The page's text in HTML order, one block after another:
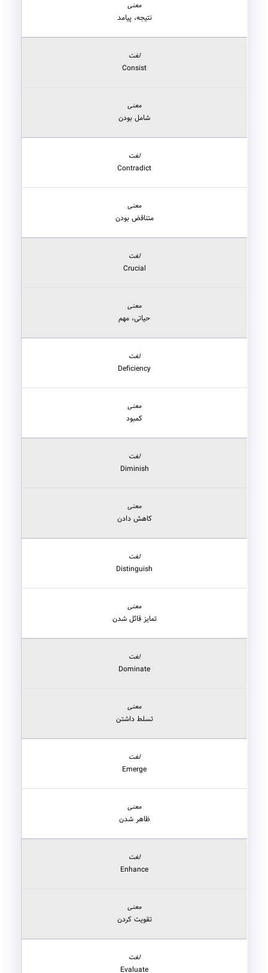
نتیجه، پیامد
Consist
شامل بودن
Contradict
متناقض بودن
Crucial
حیاتی، مهم
Deficiency
کمبود
Diminish
کاهش دادن
Distinguish
تمایز قائل شدن
Dominate
تسلط داشتن
Emerge
ظاهر شدن
Enhance
تقویت کردن
Evaluate